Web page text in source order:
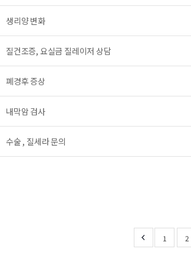
생리양 변화
질건조증, 요실금 질레이저 상담
폐경후 증상
내막암 검사
수술 , 질세라 문의
1 2